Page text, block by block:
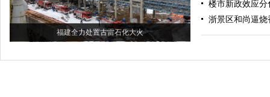
福建全力处置古雷石化大火
楼市新政效应
浙景区和尚逼